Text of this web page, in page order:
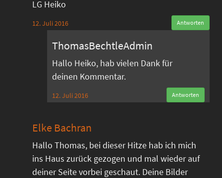
LG Heiko
12. Juli 2016 Antworten
ThomasBechtleAdmin
Hallo Heiko, hab vielen Dank für
deinen Kommentar.
12. Juli 2016 Antworten
Elke Bachran
Hallo Thomas, bei dieser Hitze hab ich mich
ins Haus zurück gezogen und mal wieder auf
deiner Seite vorbei geschaut. Deine Bilder